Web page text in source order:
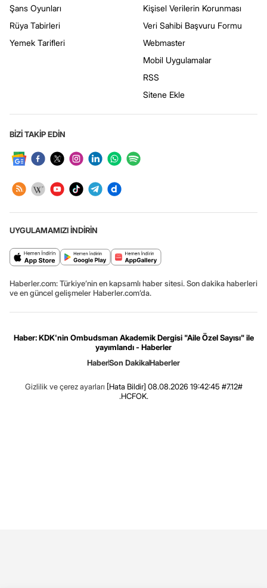
Şans Oyunları
Rüya Tabirleri
Yemek Tarifleri
Kişisel Verilerin Korunması
Veri Sahibi Başvuru Formu
Webmaster
Mobil Uygulamalar
RSS
Sitene Ekle
BİZİ TAKİP EDİN
UYGULAMAMIZI İNDİRİN
Haberler.com: Türkiye’nin en kapsamlı haber sitesi. Son dakika haberleri
ve en güncel gelişmeler Haberler.com’da.
Haber: KDK'nin Ombudsman Akademik Dergisi "Aile Özel Sayısı" ile
yayımlandı - Haberler
HaberSon DakikaHaberler
Gizlilik ve çerez ayarları [Hata Bildir] 08.08.2026 19:42:45 #7.12#
.HCFOK.